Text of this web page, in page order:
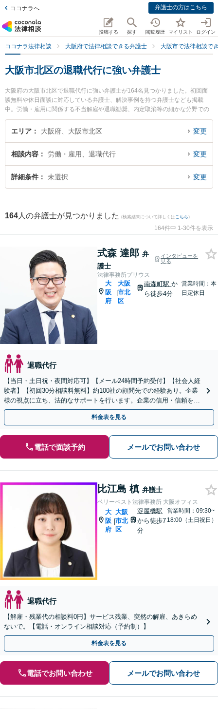
ココナラへ 弁護士の方はこちら
投稿する 探す 閲覧履歴 マイリスト ログイン
ココナラ法律相談 大阪府で法律相談できる弁護士 大阪市で法律相談で
大阪市北区の退職代行に強い弁護士
大阪府の大阪市北区で退職代行に強い弁護士が164名見つかりました。初回面
談無料や休日面談に対応している弁護士、解決事例を持つ弁護士なども掲載
中。労働・雇用に関係する不当解雇や退職勧奨、内定取消等の細かな分野での
絞り込み検索もでき便利です。特に法律事務所プリウスの式森 達郎弁護士やベ
リーベスト法律事務所 大阪オフィスの比江島 槙弁護士、吉野モア法律事務所の
士に相談したい』『退職代行のトラブル解決の実績豊富な近くの弁護士を検索
したい』『初回相談無料で退職代行を法律相談できる大阪市北区内の弁護士に
相談予約したい』などでお困りの相談者さんにおすすめです。
エリア 大阪府、大阪市北区 変更
相談内容 労働・雇用、退職代行 変更
詳細条件 未選択 変更
164 人の弁護士が見つかりました (検索結果について詳しくは こちら)
164件中 1-30件を表示
式森 達郎 弁
護士
インタビューを
見る
法律事務所プリウス
大
阪
府
|
大阪
市北
区
南森町駅 か
ら徒歩4分
営業時間：本
日定休日
退職代行
【当日・土日祝・夜間対応可】【メール24時間予約受付】【社会人経
験者】【初回30分相談料無料】約100社の顧問先での経験あり。企業
様の視点に立ち、法的なサポートを行います。企業の信用・信頼を守
ためにも弁護士へご相談ください。【南森町駅３分】
料金表を見る
電話で面談予約 メールでお問い合わせ
比江島 槙 弁護士
ベリーベスト法律事務所 大阪オフィス
大
阪
府
|
大阪
市北
区
淀屋橋駅
から徒歩7
分
営業時間：09:30~
18:00（土日祝日）
退職代行
【解雇・残業代の相談料0円】サービス残業、突然の解雇、あきらめ
ないで。【電話・オンライン相談対応（予約制）】
料金表を見る
電話でお問い合わせ メールでお問い合わせ